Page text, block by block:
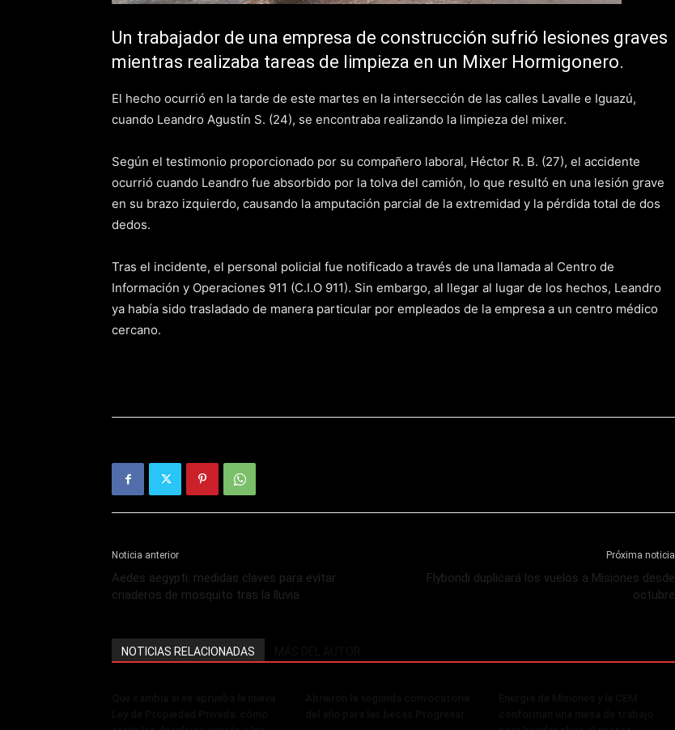
Un trabajador de una empresa de construcción sufrió lesiones graves
mientras realizaba tareas de limpieza en un Mixer Hormigonero.
El hecho ocurrió en la tarde de este martes en la intersección de las calles Lavalle e Iguazú,
cuando Leandro Agustín S. (24), se encontraba realizando la limpieza del mixer.
Según el testimonio proporcionado por su compañero laboral, Héctor R. B. (27), el accidente
ocurrió cuando Leandro fue absorbido por la tolva del camión, lo que resultó en una lesión grave
en su brazo izquierdo, causando la amputación parcial de la extremidad y la pérdida total de dos
dedos.
Tras el incidente, el personal policial fue notificado a través de una llamada al Centro de
Información y Operaciones 911 (C.I.O 911). Sin embargo, al llegar al lugar de los hechos, Leandro
ya había sido trasladado de manera particular por empleados de la empresa a un centro médico
cercano.
Noticia anterior
Aedes aegypti: medidas claves para evitar
criaderos de mosquito tras la lluvia
Próxima noticia
Flybondi duplicará los vuelos a Misiones desde
octubre
NOTICIAS RELACIONADAS